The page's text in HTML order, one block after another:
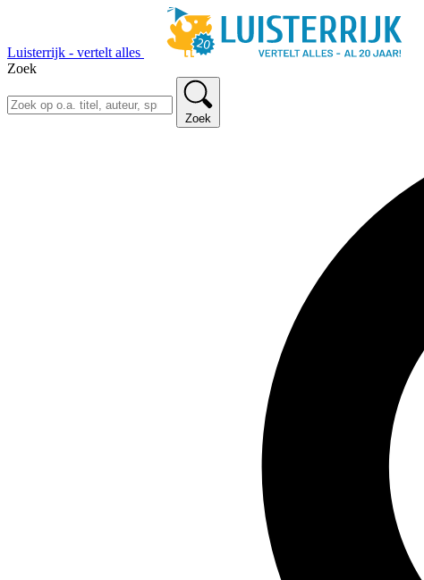
Luisterrijk - vertelt alles
Zoek
Zoek